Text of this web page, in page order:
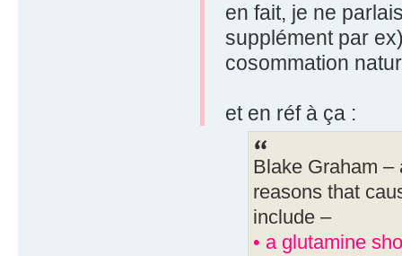
en fait, je ne
supplément par
cosommation
et en réf à ça :
Blake Graham
reasons that
include –
• a glutamine